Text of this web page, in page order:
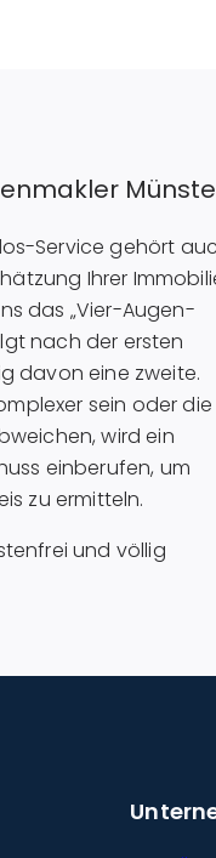
Service gehört
Ihrer
das „Vier-Augen-
nach der ersten
davon eine zweite.
sein oder die
wird ein
einberufen, um
zu ermitteln.
und völlig